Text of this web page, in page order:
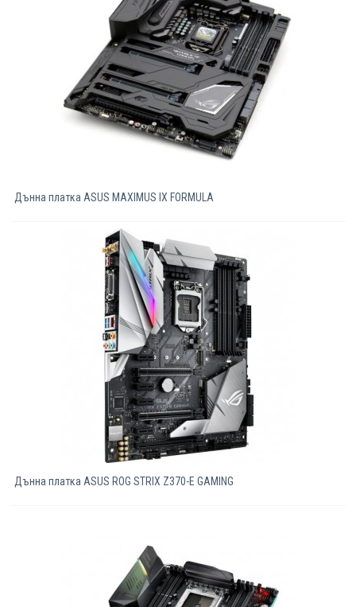
Дънна платка ASUS MAXIMUS IX FORMULA
Дънна платка ASUS ROG STRIX Z370-E GAMING